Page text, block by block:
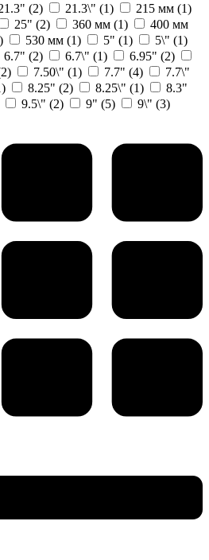
(2) 21.3\" (1) 215 мм (1)
25" (2) 360 мм (1)
400 мм
530 мм (1) 5" (1) 5\" (1)
6.7" (2) 6.7\" (1) 6.95" (2)
7.50\" (1) 7.7" (4)
7.7\"
8.25" (2) 8.25\" (1)
8.3"
9.5\" (2) 9" (5) 9\" (3)